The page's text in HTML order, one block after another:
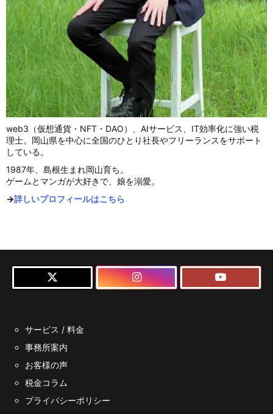
web3（仮想通貨・NFT・DAO）、AIサービス、IT効率化に強い税
理士。岡山県を中心に全国のひとり社長やフリーランスをサポート
している。
1987年、島根生まれ岡山育ち。
ゲームとマンガが大好きで、娘を溺愛。
→詳しいプロフィールはこちら
サービス / 料金
事務所案内
お客様の声
税金コラム
プライバシーポリシー